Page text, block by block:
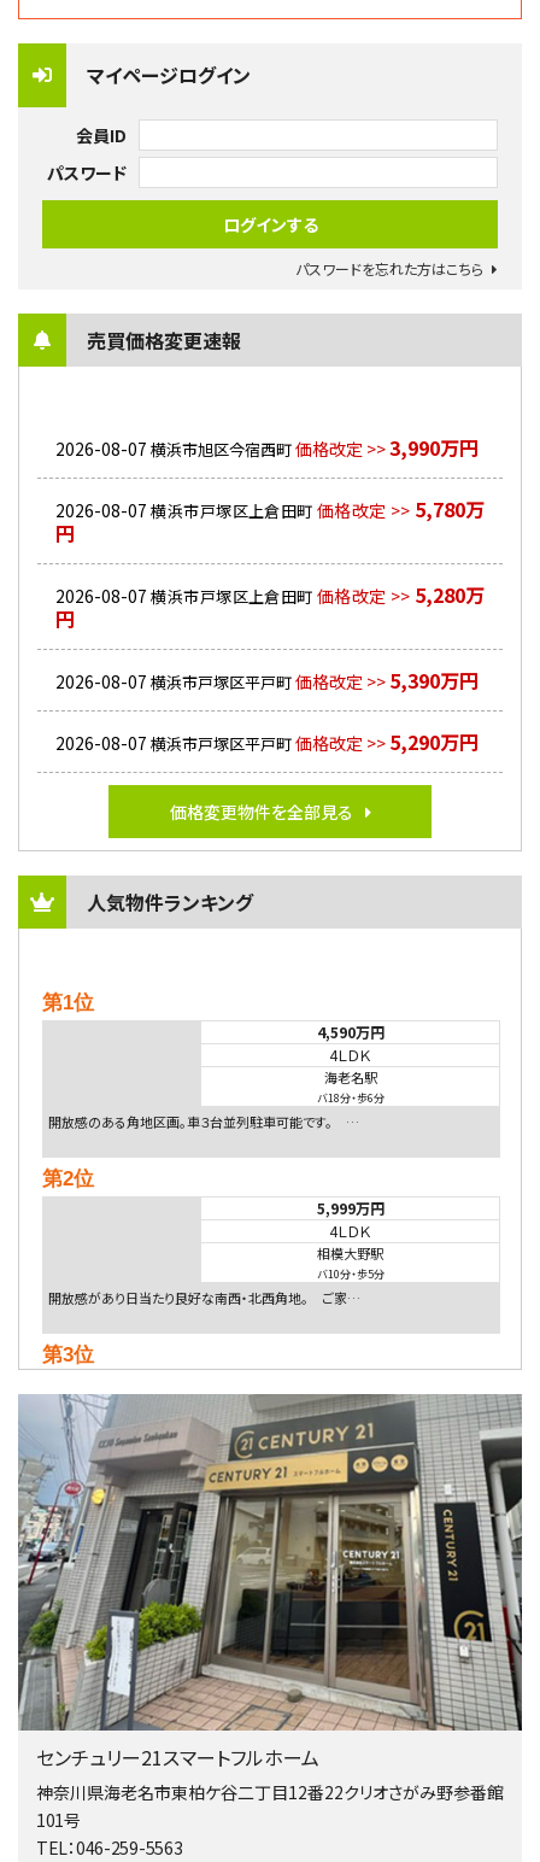
マイページログイン
会員ID
パスワード
パスワードを忘れた方はこちら
売買価格変更速報
2026-08-07 横浜市旭区今宿西町価格改定 >>3,990万円
2026-08-07 横浜市戸塚区上倉田町 価格改定 >> 5,780万
円
2026-08-07 横浜市戸塚区上倉田町 価格改定 >> 5,280万
円
2026-08-07 横浜市戸塚区平戸町価格改定 >> 5,390万円
2026-08-07 横浜市戸塚区平戸町価格改定 >> 5,290万円
価格変更物件を全部見る
人気物件ランキング
第1位
4,590万円
4ＬＤＫ
海老名駅
バ18分・歩6分
開放感のある角地区画。車３台並列駐車可能です。 …
第2位
5,999万円
4ＬＤＫ
相模大野駅
バ10分・歩5分
開放感があり日当たり良好な南西・北西角地。 ご家…
第3位
4ＬＤＫ
相模大野駅
バ9分・歩4分
２０１５年６月築、積水ハウス施工住宅です。 南東…
第4位
4,080万円
4ＬＤＫ
淵野辺駅
歩17分
南側道路に面しており日当たり良好。 キッチンから…
第5位
3,680万円
バ19分・ 歩8分
開放感があり日当たり良好な南西・北西角地区画。 …
センチュリー21スマートフルホーム
神奈川県海老名市東柏ケ谷二丁目12番22クリオさがみ野参番館
101号
TEL：046-259-5563